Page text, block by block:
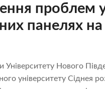
проблем
панелях
Університету Нового
університету Сіднея